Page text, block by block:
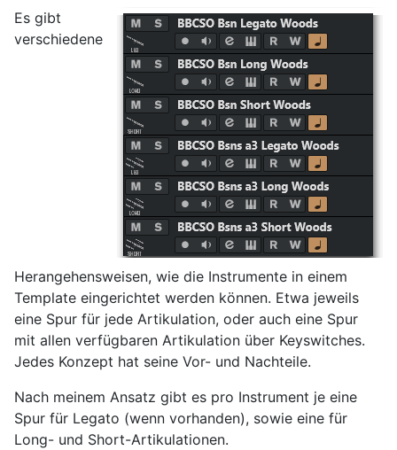
Es gibt
verschiedene
Herangehensweisen, wie die Instrumente in einem
Template eingerichtet werden können. Etwa jeweils
eine Spur für jede Artikulation, oder auch eine Spur
mit allen verfügbaren Artikulation über Keyswitches.
Jedes Konzept hat seine Vor- und Nachteile.
Nach meinem Ansatz gibt es pro Instrument je eine
Spur für Legato (wenn vorhanden), sowie eine für
Long- und Short-Artikulationen.